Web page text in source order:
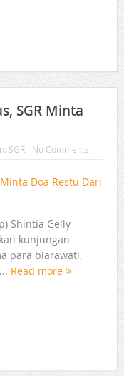
SGR Minta
SGR No Comments
Shintia Gelly
kunjungan
para biarawati,
Read more